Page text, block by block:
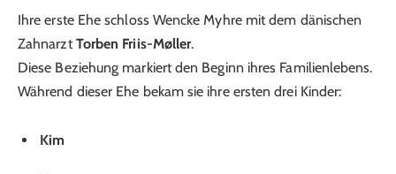
Ihre erste Ehe schloss Wencke Myhre mit dem dänischen
ZahnarztTorben Friis-Møller.
Diese Beziehung markiert den Beginn ihres Familienlebens.
Während dieser Ehe bekam sie ihre ersten drei Kinder:
Kim